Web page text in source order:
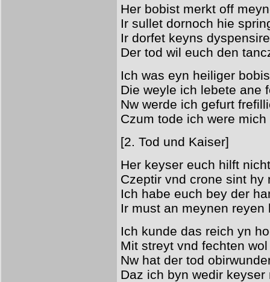
Her bobist merkt off
Ir sullet dornoch hie
Ir dorfet keyns
Der tod wil euch den
Ich was eyn heiliger
Die weyle ich lebete ane
Nw werde ich gefurt
Czum tode ich were
[2. Tod und Kaiser]
Her keyser euch hilft
Czeptir vnd crone sint hy
Ich habe euch bey der
Ir must an meynen reyen
Ich kunde das reich yn
Mit streyt vnd fechten
Nw hat der tod
Daz ich byn wedir